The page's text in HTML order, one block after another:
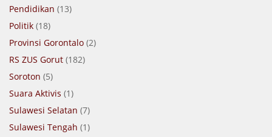
Pendidikan (13)
Politik (18)
Provinsi Gorontalo (2)
RS ZUS Gorut (182)
Soroton (5)
Suara Aktivis (1)
Sulawesi Selatan (7)
Sulawesi Tengah (1)